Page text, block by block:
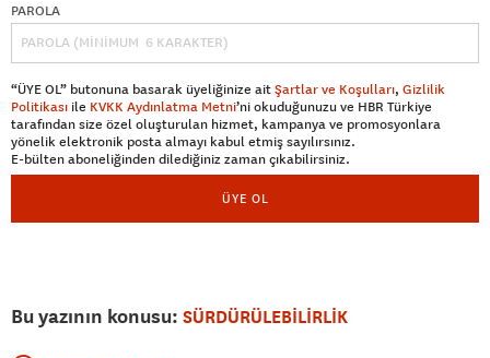
PAROLA
“ÜYE OL” butonuna basarak üyeliğinize aitŞartlar ve Koşulları, Gizlilik
Politikası ile KVKK Aydınlatma Metni’ni okuduğunuzu ve HBR Türkiye
tarafından size özel oluşturulan hizmet, kampanya ve promosyonlara
yönelik elektronik posta almayı kabul etmiş sayılırsınız.
E-bülten aboneliğinden dilediğiniz zaman çıkabilirsiniz.
ÜYE OL
Bu yazının konusu: SÜRDÜRÜLEBİLİRLİK